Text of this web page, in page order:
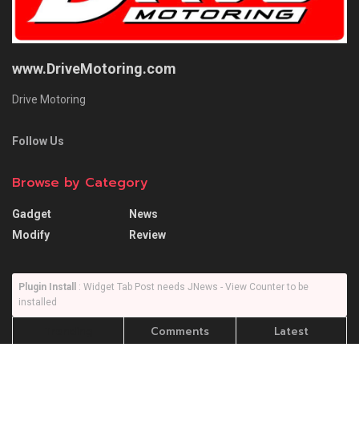
www.DriveMotoring.com
Drive Motoring
Follow Us
Browse by Category
Gadget
Modify
News
Review
Plugin Install
: Widget Tab Post needs JNews - View Counter to be
installed
Comments Latest